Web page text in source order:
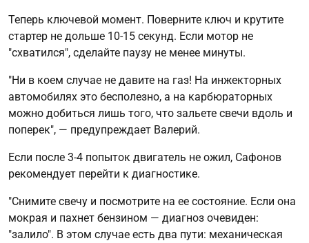
Теперь ключевой момент. Поверните ключ и крутите
стартер не дольше 10-15 секунд. Если мотор не
"схватился", сделайте паузу не менее минуты.
"Ни в коем случае не давите на газ! На инжекторных
автомобилях это бесполезно, а на карбюраторных
можно добиться лишь того, что зальете свечи вдоль и
поперек", — предупреждает Валерий.
Если после 3-4 попыток двигатель не ожил, Сафонов
рекомендует перейти к диагностике.
"Снимите свечу и посмотрите на ее состояние. Если она
мокрая и пахнет бензином — диагноз очевиден:
"залило". В этом случае есть два пути: механическая